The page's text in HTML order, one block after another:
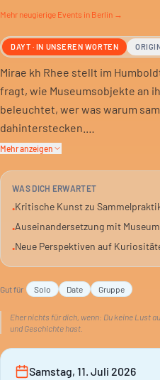
Mehr neugierige Events in Berlin →
DAYT · IN UNSEREN WORTEN
Mirae kh Rhee stellt im
fragt, wie Museumsobjekte an
beleuchtet, wer was warum
dahinterstecken.
Kuriositätenkabinette aus
Sicht. Rhee analysiert elitäre
Europa und Asien.
Du bist eingeladen, deine
Auseinandersetzung mit Kultur
Publikation erscheint nach der
Mehr anzeigen
WAS DICH ERWARTET
•Kritische Kunst zu
•Auseinandersetzung mit
•Neue Perspektiven auf
Gut für Solo Date Gruppe
Eher nichts für dich, wenn: Du keine Lust
und Geschichte hast.
Samstag, 11. Juli 2026